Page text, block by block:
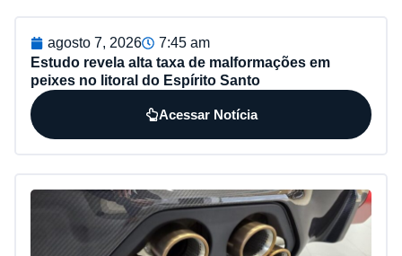
agosto 7, 2026
7:45 am
Estudo revela alta taxa de malformações em
peixes no litoral do Espírito Santo
Acessar Notícia